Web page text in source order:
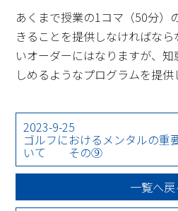
あくまで授業の1コマ（50分）
きることを提供しなければな
いオーダーにはなりますが、
しめるようなプログラムを提供
2023-9-25
ゴルフにおけるメンタルの重
いて その⑨
一覧へ戻